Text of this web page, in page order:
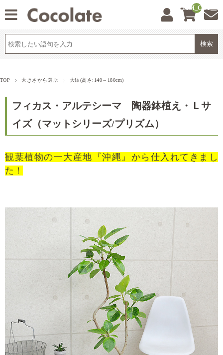
__ITM_CNT__
TOP 大きさから選ぶ 大鉢(高さ:140～180cm)
フィカス・アルテシーマ 陶器鉢植え・Ｌサ
イズ（マットシリーズ/プリズム）
観葉植物の一大産地『沖縄』から仕入れてきまし
た！